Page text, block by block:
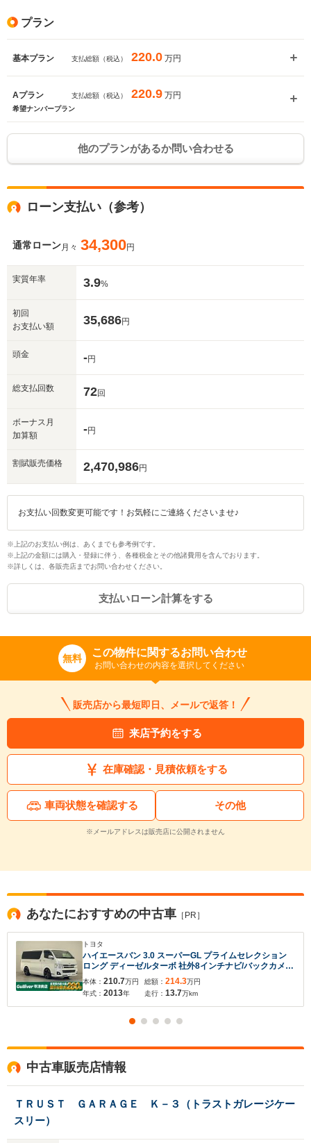
プラン
基本プラン 支払総額（税込） 220.0 万円
Aプラン 支払総額（税込） 220.9 万円
希望ナンバープラン
他のプランがあるか問い合わせる
ローン支払い（参考）
通常ローン月々 34,300円
実質年率 3.9%
初回
お支払い額
35,686円
頭金 -円
総支払回数 72回
ボーナス月
加算額
-円
割賦販売価格 2,470,986円
お支払い回数変更可能です！お気軽にご連絡くださいませ♪
※上記のお支払い例は、あくまでも参考例です。
※上記の金額には購入・登録に伴う、各種税金とその他諸費用を含んでおります。
※詳しくは、各販売店までお問い合わせください。
支払いローン計算をする
無料 この物件に関するお問い合わせ
お問い合わせの内容を選択してください
販売店から最短即日、メールで返答！
来店予約をする
在庫確認・見積依頼をする
車両状態を確認する その他
※メールアドレスは販売店に公開されません
あなたにおすすめの中古車 ［PR］
トヨタ
ハイエースバン 3.0 スーパーGL プライムセレクション
ロング ディーゼルターボ 社外8インチナビ/バックカメ
ラ/ETC/スライドドアイージークローザー/HIDヘッドライ
ト/革調シートカバー/革ステアリング/オートエアコン/リ
モコンキー/純正フロアマット/社外アルミホイール
本体： 210.7万円
年式： 2013年
総額： 214.3万円
走行： 13.7万km
中古車販売店情報
ＴＲＵＳＴ ＧＡＲＡＧＥ Ｋ－３（トラストガレージケー
スリー）
入力途中の情報を保存しますか？